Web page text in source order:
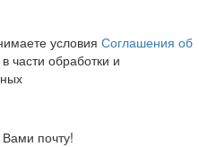
условия Соглашения об
части обработки и
почту!